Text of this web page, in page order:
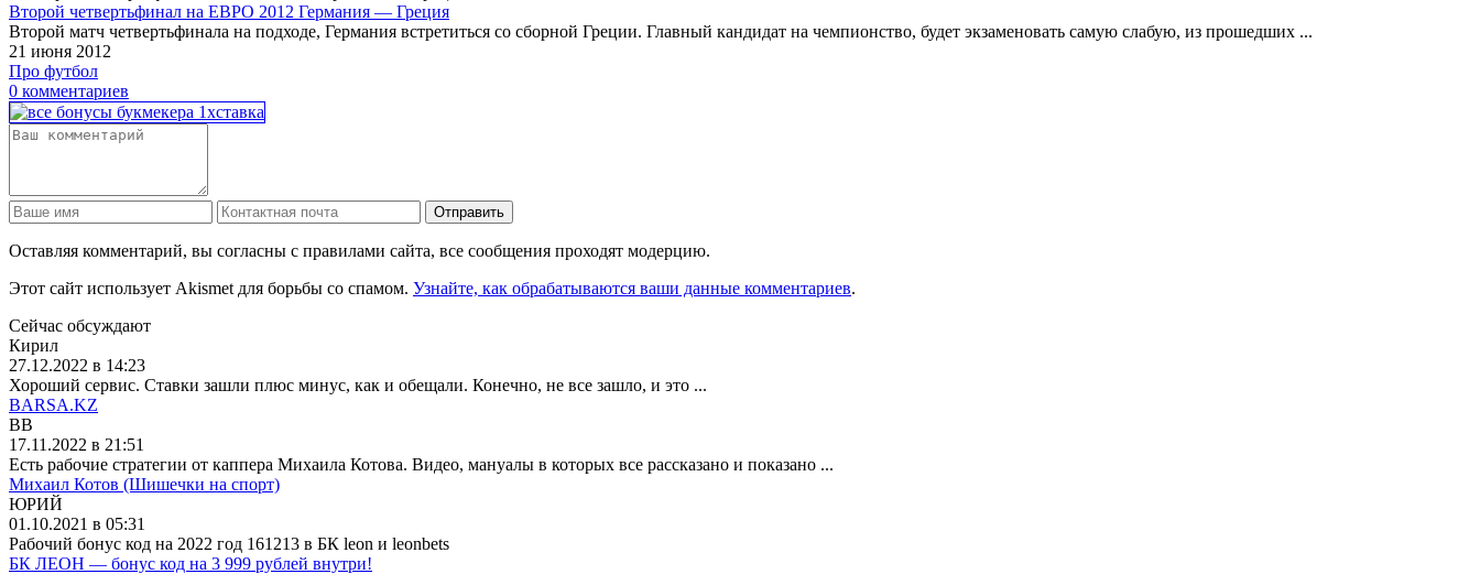
Второй четвертьфинал на ЕВРО 2012 Германия — Греция
Второй матч четвертьфинала на подходе, Германия встретиться со сборной Греции. Главный кандидат на чемпионство, будет экзаменовать самую слабую, из прошедших ...
21 июня 2012
Про футбол
0 комментариев
Отправить
Оставляя комментарий, вы согласны с правилами сайта, все сообщения проходят модерцию.
Этот сайт использует Akismet для борьбы со спамом. Узнайте, как обрабатываются ваши данные комментариев.
Сейчас обсуждают
Кирил
27.12.2022 в 14:23
Хороший сервис. Ставки зашли плюс минус, как и обещали. Конечно, не все зашло, и это ...
BARSA.KZ
BB
17.11.2022 в 21:51
Есть рабочие стратегии от каппера Михаила Котова. Видео, мануалы в которых все рассказано и показано ...
Михаил Котов (Шишечки на спорт)
ЮРИЙ
01.10.2021 в 05:31
Рабочий бонус код на 2022 год 161213 в БК leon и leonbets
БК ЛЕОН — бонус код на 3 999 рублей внутри!